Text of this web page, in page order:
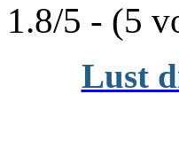
1.8/5 - (5
Lust